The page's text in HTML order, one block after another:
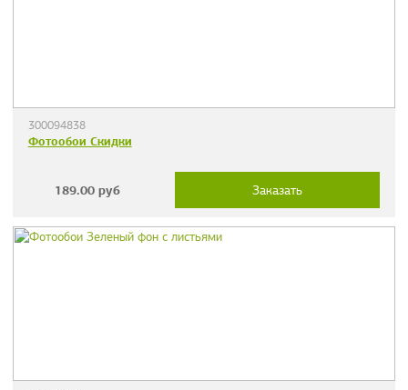
300094838
Фотообои Скидки
189.00 руб Заказать